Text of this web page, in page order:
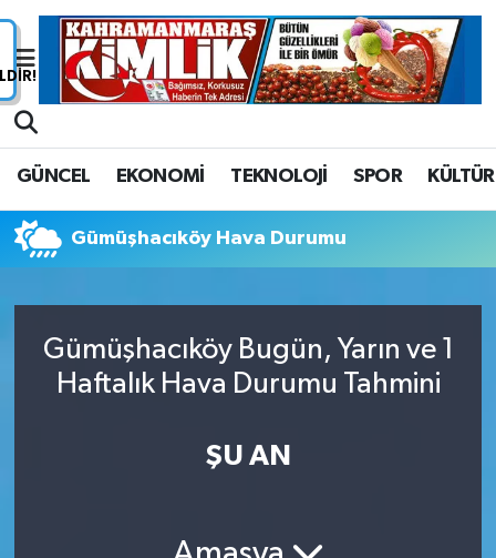
GÜNCEL EKONOMİ TEKNOLOJİ SPOR KÜLTÜR
Gümüşhacıköy Hava Durumu
Gümüşhacıköy Bugün, Yarın ve 1
Haftalık Hava Durumu Tahmini
ŞU AN
Nöbetçi Eczaneler
Trafik Durumu
Süper Lig Puan Durumu ve Fikstür
Tüm Manşetler